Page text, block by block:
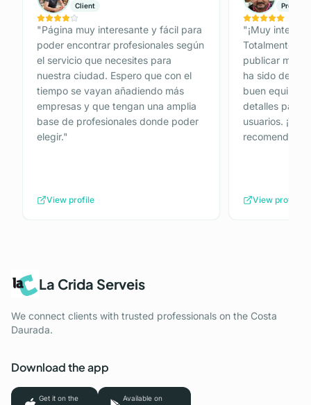
Client
"Página muy interesante y fácil para
poder encontrar profesionales según
el servicio que necesites para
nuestra ciudad. Espero que con el
tiempo se vayan añadiendo más
empresas y que tengan una amplia
base de profesionales donde poder
elegir."
View profile
"¡Muy
Totalmente
publicar mi
ha sido de 10.
buen equipo
detalles para
usuarios.
recomendada!
View profile
La Crida Serveis
We connect clients with trusted professionals on the Costa
Daurada.
Download the app
Get it on the Available on